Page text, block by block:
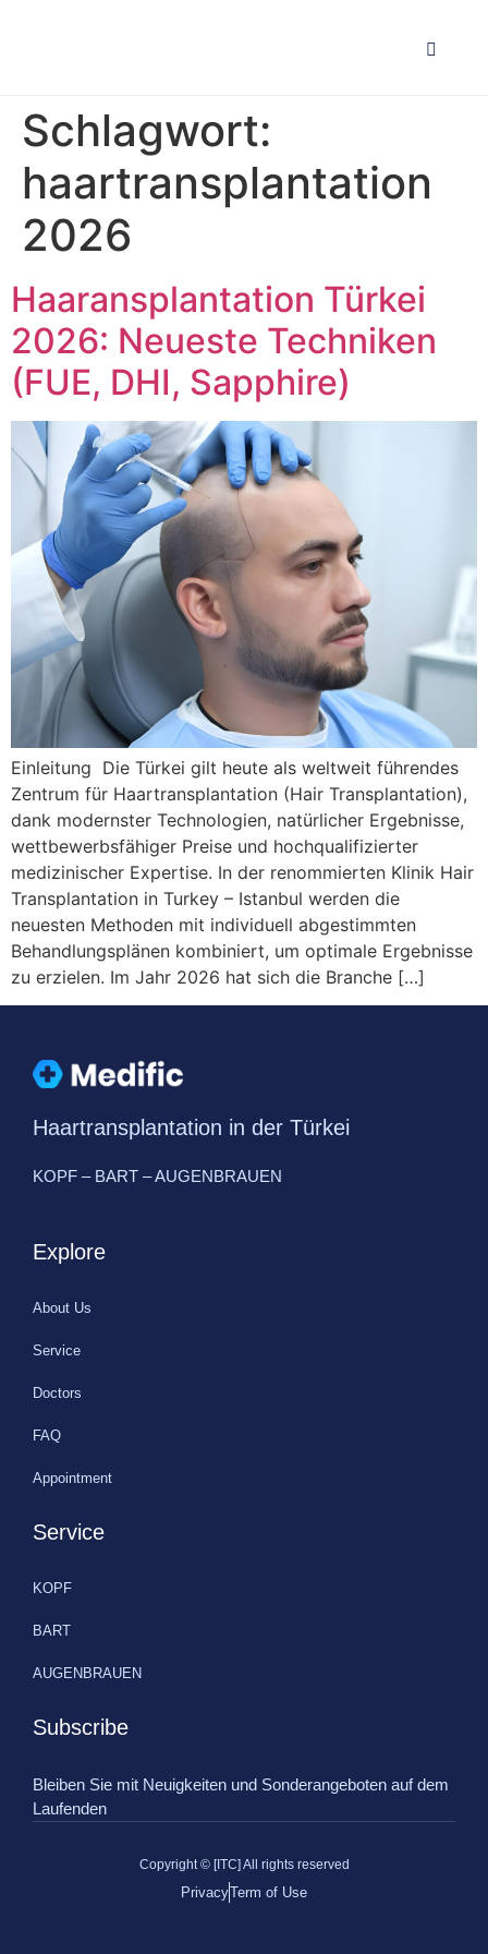
Schlagwort:
haartransplantation
2026
Haaransplantation Türkei
2026: Neueste Techniken
(FUE, DHI, Sapphire)
Einleitung Die Türkei gilt heute als weltweit führendes
Zentrum für Haartransplantation (Hair Transplantation),
dank modernster Technologien, natürlicher Ergebnisse,
wettbewerbsfähiger Preise und hochqualifizierter
medizinischer Expertise. In der renommierten Klinik Hair
Transplantation in Turkey – Istanbul werden die
neuesten Methoden mit individuell abgestimmten
Behandlungsplänen kombiniert, um optimale Ergebnisse
zu erzielen. Im Jahr 2026 hat sich die Branche […]
Haartransplantation in der Türkei
KOPF – BART – AUGENBRAUEN
Explore
About Us
Service
Doctors
FAQ
Appointment
Service
KOPF
BART
AUGENBRAUEN
Subscribe
Bleiben Sie mit Neuigkeiten und Sonderangeboten auf dem
Laufenden
Copyright © [ITC] All rights reserved
PrivacyTerm of Use